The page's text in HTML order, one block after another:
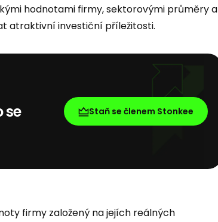
hodnotami firmy, sektorovými průměry a
atraktivní investiční příležitosti.
se
Staň se členem Stonkee
firmy založený na jejích reálných